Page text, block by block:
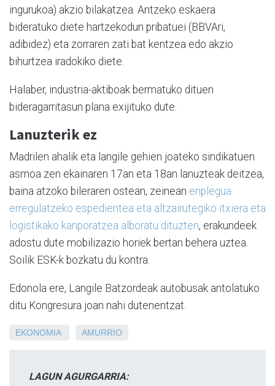
ingurukoa) akzio bilakatzea. Antzeko eskaera
bideratuko diete hartzekodun pribatuei (BBVAri,
adibidez) eta zorraren zati bat kentzea edo akzio
bihurtzea iradokiko diete.
Halaber, industria-aktiboak bermatuko dituen
bideragarritasun plana exijituko dute.
Lanuzterik ez
Madrilen ahalik eta langile gehien joateko sindikatuen
asmoa zen ekainaren 17an eta 18an lanuzteak deitzea,
baina atzoko bileraren ostean, zeinean enplegua
erregulatzeko espedientea eta altzairutegiko itxiera eta
logistikako kanporatzea alboratu dituzten, erakundeek
adostu dute mobilizazio horiek bertan behera uztea.
Soilik ESK-k bozkatu du kontra.
Edonola ere, Langile Batzordeak autobusak antolatuko
ditu Kongresura joan nahi dutenentzat.
EKONOMIA AMURRIO
LAGUN AGURGARRIA: